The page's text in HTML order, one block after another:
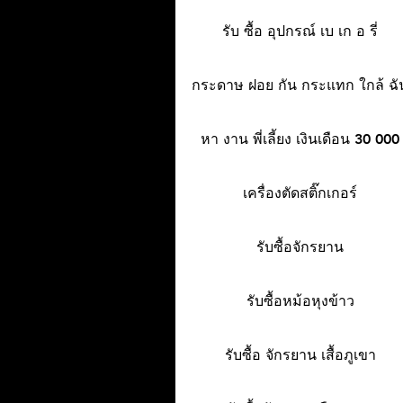
รับ ซื้อ อุปกรณ์ เบ เก อ รี่
กระดาษ ฝอย กัน กระแทก ใกล้ ฉั
หา งาน พี่เลี้ยง เงินเดือน 30 000
เครื่องตัดสติ๊กเกอร์
รับซื้อจักรยาน
รับซื้อหม้อหุงข้าว
รับซื้อ จักรยาน เสื้อภูเขา